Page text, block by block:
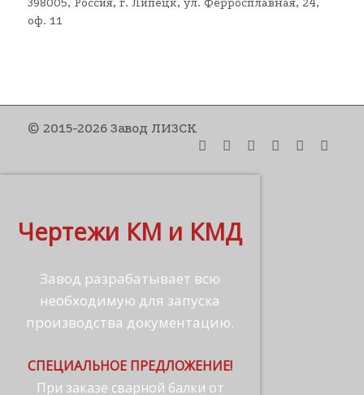
398005, Россия, г. Липецк, ул. Ферросплавная, 24,
оф. 11
© 2015-2026 Завод ЛИЗСК
Чертежи КМ и КМД
Завод разрабатывает всю
необходимую для запуска
производства документацию.
СПЕЦИАЛЬНОЕ ПРЕДЛОЖЕНИЕ!
При заказе сварной балки от